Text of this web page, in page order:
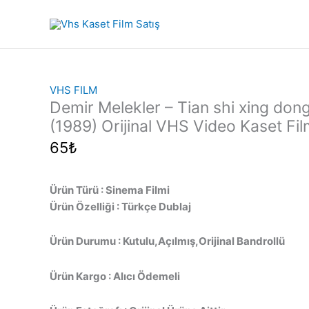
VHS FILM
Demir Melekler – Tian shi xing
(1989) Orijinal VHS Video Kaset
65₺
Ürün Türü : Sinema Filmi
Ürün Özelliği : Türkçe Dublaj
Ürün Durumu : Kutulu,Açılmış,Orijinal Bandrollü
Ürün Kargo : Alıcı Ödemeli